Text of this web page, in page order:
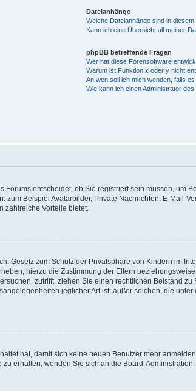
Dateianhänge
Welche Dateianhänge sind in
Kann ich eine Übersicht all meiner
phpBB betreffende Fragen
Wer hat diese Forensoftware
Warum ist Funktion x oder y nicht
An wen soll ich mich wenden, falls
Wie kann ich einen Administrator
entscheidet, ob Sie registriert sein müssen, um
zum Beispiel Avatarbilder, Private Nachrichten, E-Mail-
zahlreiche Vorteile bietet.
Gesetz zum Schutz der Privatsphäre von Kindern im
hierzu die Zustimmung der Eltern
zutrifft, ziehen Sie einen rechtlichen Beistand
jeglicher Art ist; außer solchen, die
hat, damit sich keine neuen Benutzer mehr
erhalten, wenden Sie sich an die Board-Administration.